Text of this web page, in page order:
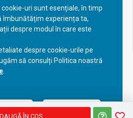
uri sunt esențiale, în timp
îmbunătățim experiența ta,
despre modul în care este
despre cookie-urile pe
să consulți Politica noastră
curente Configurează
ÎN COŞ